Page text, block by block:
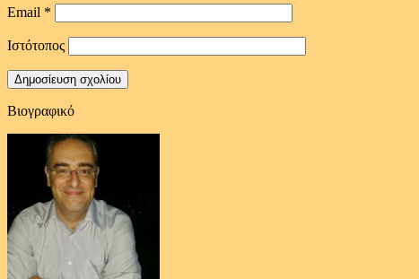
Email *
Ιστότοπος
Βιογραφικό